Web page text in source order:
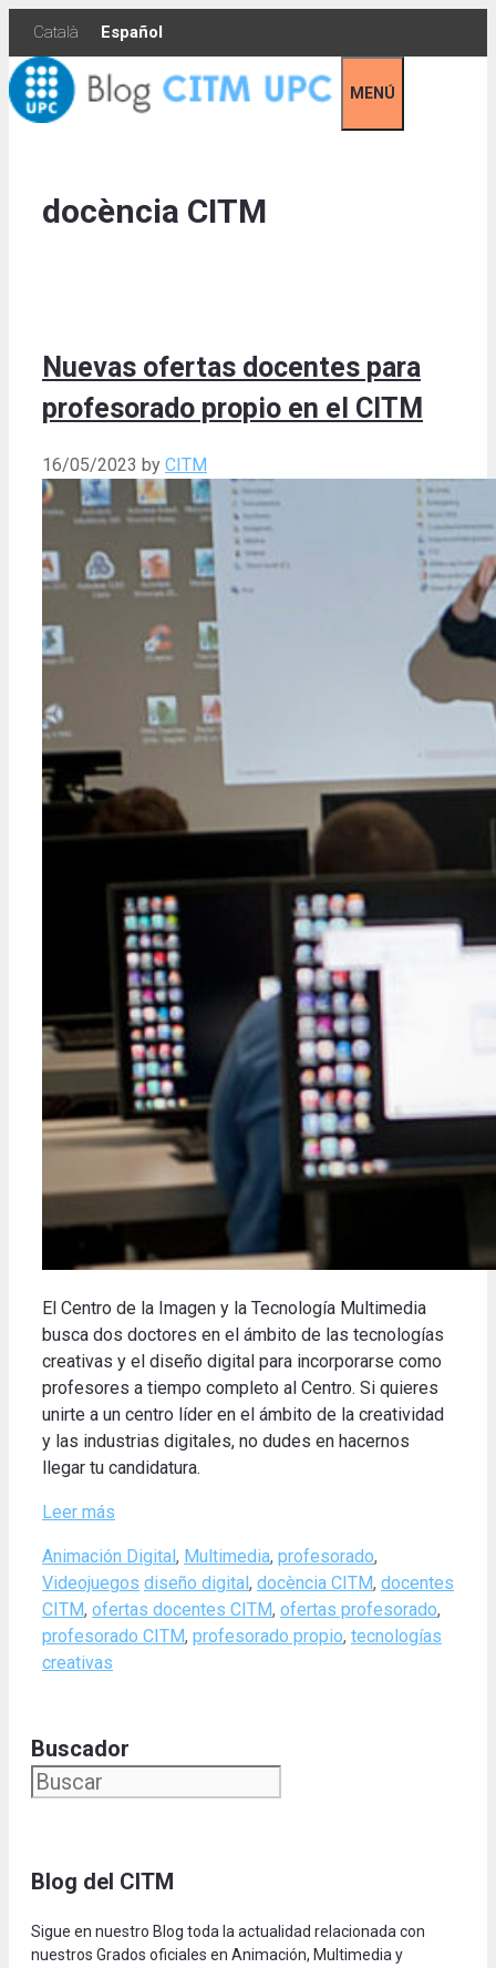
Skip
content
Català Español
MENÚ
docència CITM
Nuevas ofertas docentes para
profesorado propio en el CITM
16/05/2023 by CITM
El Centro de la Imagen y la Tecnología Multimedia
busca dos doctores en el ámbito de las tecnologías
creativas y el diseño digital para incorporarse como
profesores a tiempo completo al Centro. Si quieres
unirte a un centro líder en el ámbito de la creatividad
y las industrias digitales, no dudes en hacernos
llegar tu candidatura.
Leer más
Categories
Animación Digital , Multimedia, profesorado,
Videojuegos Tags
diseño digital , docència CITM, docentes
CITM, ofertas docentes CITM, ofertas profesorado,
profesorado CITM, profesorado propio, tecnologías
creativas
Buscador
Blog del CITM
Sigue en nuestro Blog toda la actualidad relacionada con
nuestros Grados oficiales en Animación, Multimedia y